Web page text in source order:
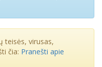
teisės, virusas,
čia: Pranešti apie